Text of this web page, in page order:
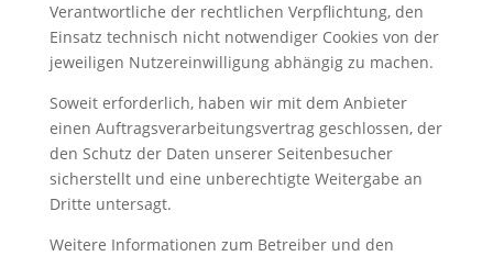
Verantwortliche der rechtlichen Verpflichtung, den
Einsatz technisch nicht notwendiger Cookies von der
jeweiligen Nutzereinwilligung abhängig zu machen.
Soweit erforderlich, haben wir mit dem Anbieter
einen Auftragsverarbeitungsvertrag geschlossen, der
den Schutz der Daten unserer Seitenbesucher
sicherstellt und eine unberechtigte Weitergabe an
Dritte untersagt.
Weitere Informationen zum Betreiber und den